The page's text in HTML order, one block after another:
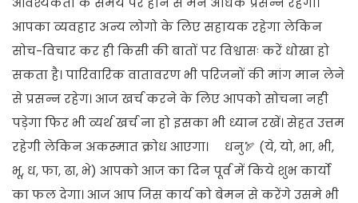
आपका व्यवहार अन्य लोगो के लिए सहायक रहेगा लेकिन
सोच-विचार कर ही किसी की बातों पर विश्वासः करें धोखा हो
सकता है। पारिवारिक वातावरण भी परिजनों की मांग मान लेने
से प्रसन्न रहेग। आज खर्च करने के लिए आपको सोचना नही
पड़ेगा फिर भी व्यर्थ खर्च ना हो इसका भी ध्यान रखें। सेहत उत्तम
रहेगी लेकिन अकस्मात क्रोध आएगा। धनु🏹 (ये, यो, भा, भी,
भू, ध, फा, ढा, भे) आपको आज का दिन पूर्व में किये शुभ कार्यो
का फल देगा। आज आप जिस कार्य को बेमन से करेंगे उसमे भी